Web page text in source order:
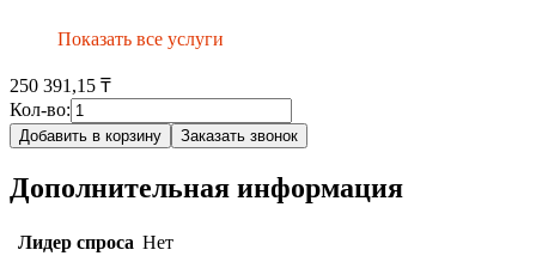
Показать все услуги
250 391,15 ₸
Кол-во:
Добавить в корзину Заказать звонок
Дополнительная информация
Лидер спроса Нет